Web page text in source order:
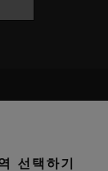
선택하기